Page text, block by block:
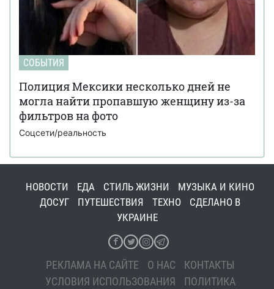
СОБЫТИЯ
Полиция Мексики несколько дней не
могла найти пропавшую женщину из-за
фильтров на фото
Соцсети/реальность
НОВОСТИ ЕДА СТИЛЬ ЖИЗНИ
МУЗЫКА И КИНО
ДОСУГ
ПУТЕШЕСТВИЯ ТЕХНО
СДЕЛАНО В
УКРАИНЕ
РЕКЛАМА НА САЙТЕ О НАС
КОНТАКТЫ
УСЛОВИЯ ИСПОЛЬЗОВАНИЯ
ПОЛИТИКА